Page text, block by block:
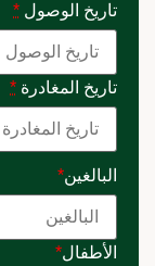
تاريخ الوصول *
تاريخ المغادرة *
البالغين*
الأطفال*